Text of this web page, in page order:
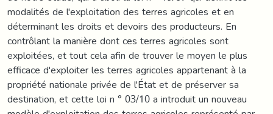
modalités de l'exploitation des terres agricoles et en
déterminant les droits et devoirs des producteurs. En
contrôlant la manière dont ces terres agricoles sont
exploitées, et tout cela afin de trouver le moyen le plus
efficace d'exploiter les terres agricoles appartenant à la
propriété nationale privée de l'État et de préserver sa
destination, et cette loi n ° 03/10 a introduit un nouveau